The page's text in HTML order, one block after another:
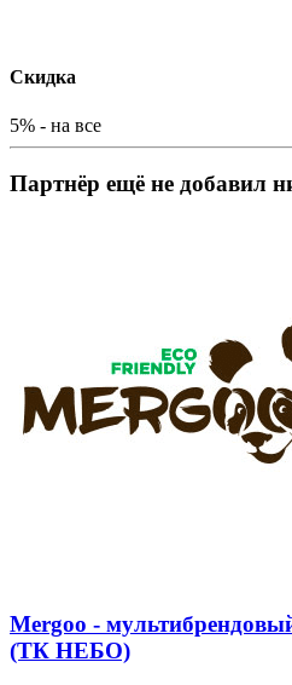
Скидка
5% - на все
Партнёр ещё не добавил
Mergoo -
(ТК НЕБО)